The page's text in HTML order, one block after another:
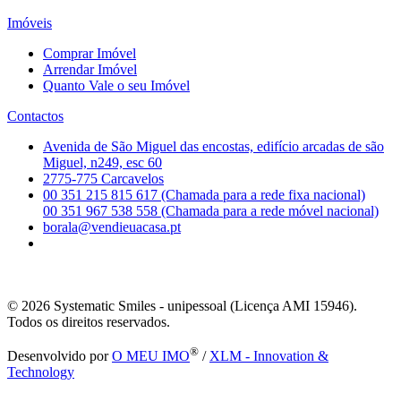
Imóveis
Comprar Imóvel
Arrendar Imóvel
Quanto Vale o seu Imóvel
Contactos
Avenida de São Miguel das encostas, edifício arcadas de são
Miguel, n249, esc 60
2775-775 Carcavelos
00 351 215 815 617 (Chamada para a rede fixa nacional)
00 351 967 538 558 (Chamada para a rede móvel nacional)
borala@vendieuacasa.pt
© 2026 Systematic Smiles - unipessoal (Licença AMI 15946).
Todos os direitos reservados.
Desenvolvido porO MEU IMO® / XLM - Innovation &
Technology